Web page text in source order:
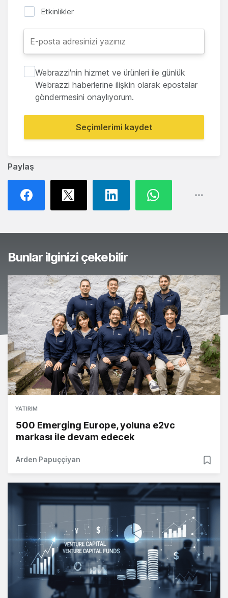
Paylaş
Etkinlikler
Webrazzi'nin hizmet ve ürünleri ile günlük
Webrazzi haberlerine ilişkin olarak epostalar
göndermesini onaylıyorum.
Seçimlerimi kaydet
Bunlar ilginizi çekebilir
YATIRIM
500 Emerging Europe, yoluna e2vc
markası ile devam edecek
Arden Papuççiyan